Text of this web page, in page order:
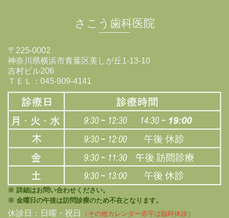
さこう歯科医院
〒225-0002
神奈川県横浜市青葉区美しが丘1-13-10
吉村ビル206
ＴＥＬ：045-909-4141
※ 詳細はお問い合わせください。
※ 金曜日の午後は訪問診療のため不在となります。
休診日：日曜・祝日 （その他カレンダー赤字は臨時休診）